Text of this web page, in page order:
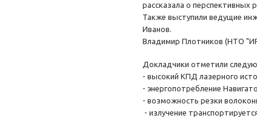
рассказала о
Также выступили ведущие
Иванов.
Владимир Плотников (НТО
Докладчики отметили
- высокий КПД лазерного
- энергопотребление
- возможность резки
- излучение